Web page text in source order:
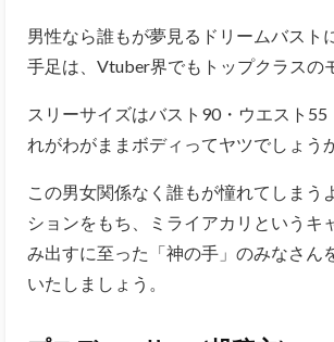
男性なら誰もが夢見るドリームバスト
手足は、Vtuber界でもトップクラスの
スリーサイズはバスト90・ウエスト55
れがわがままボディってヤツでしょう
この男女関係なく誰もが憧れてしまう
ションをもち、ミライアカリというキ
み出すに至った「神の手」のみなさん
いたしましょう。